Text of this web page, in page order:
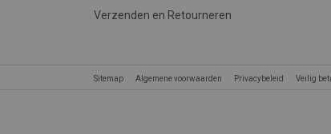
Verzenden en Retourneren
Sitemap Algemene voorwaarden Privacybeleid Veilig